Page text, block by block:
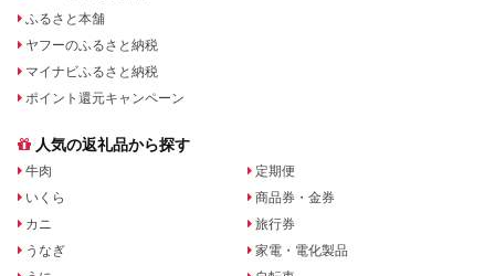
ふるさと本舗
ヤフーのふるさと納税
マイナビふるさと納税
ポイント還元キャンペーン
人気の返礼品から探す
牛肉
いくら
カニ
うなぎ
定期便
商品券・金券
旅行券
家電・電化製品